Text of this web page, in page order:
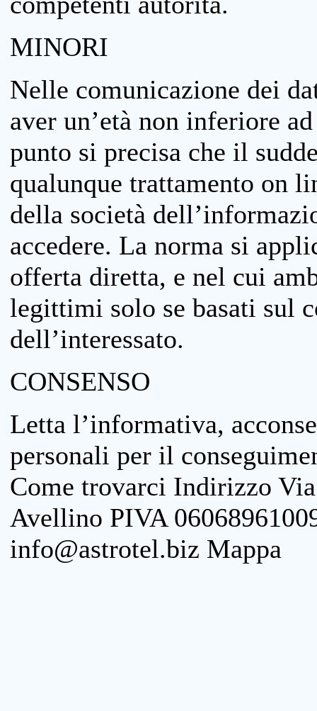
MINORI
Nelle comunicazione dei
aver un’età non inferiore
punto si precisa che il
qualunque trattamento on
della società
accedere. La norma si
offerta diretta, e nel cui
legittimi solo se basati sul
dell’interessato.
CONSENSO
Letta l’informativa,
personali per il
Come trovarci Indirizzo
Avellino PIVA
info@astrotel.biz Mappa